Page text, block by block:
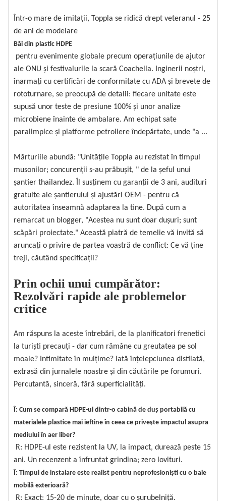
Într-o mare de imitații, Toppla se ridică drept veteranul - 25
de ani de modelare
Băi din plastic HDPE
pentru evenimente globale precum operațiunile de ajutor
ale ONU și festivalurile la scară Coachella. Inginerii noștri,
înarmați cu certificări de conformitate cu ADA și brevete de
rototurnare, se preocupă de detalii: fiecare unitate este
supusă unor teste de presiune 100% și unor analize
microbiene înainte de ambalare. Am echipat sate
paralimpice și platforme petroliere îndepărtate, unde "a ...
Mărturiile abundă: "Unitățile Toppla au rezistat în timpul
musonilor; concurenții s-au prăbușit, " de la șeful unui
șantier thailandez. Îl susținem cu garanții de 3 ani, audituri
gratuite ale șantierului și ajustări OEM - pentru că
autoritatea înseamnă adaptarea la tine. După cum a
remarcat un blogger, "Acestea nu sunt doar dușuri; sunt
scăpări proiectate." Această piatră de temelie vă invită să
aruncați o privire de partea voastră de conflict: Ce vă ține
treji, căutând specificații?
Prin ochii unui cumpărător:
Rezolvări rapide ale problemelor
critice
Am răspuns la aceste întrebări, de la planificatori frenetici
la turiști precauți - dar cum rămâne cu greutatea pe sol
moale? Intimitate în mulțime? Iată înțelepciunea distilată,
extrasă din jurnalele noastre și din căutările pe forumuri.
Percutantă, sinceră, fără superficialități.
Î: Cum se compară HDPE-ul dintr-o cabină de duș portabilă cu
materialele plastice mai ieftine în ceea ce privește impactul asupra
mediului în aer liber?
R: HDPE-ul este rezistent la UV, la impact, durează peste 15
ani. Un recenzent a înfruntat grindina; zero lovituri.
Î: Timpul de instalare este realist pentru neprofesioniști cu o baie
mobilă exterioară?
R: Exact: 15-20 de minute, doar cu o șurubelniță.